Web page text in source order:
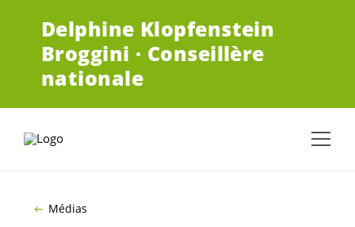
Delphine Klopfenstein
Broggini · Conseillère
nationale
Médias